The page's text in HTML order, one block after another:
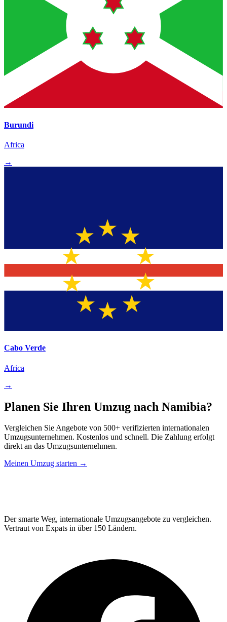
Burundi
Africa
→
Cabo Verde
Africa
→
Planen Sie Ihren Umzug nach Namibia?
Vergleichen Sie Angebote von 500+ verifizierten internationalen
Umzugsunternehmen. Kostenlos und schnell. Die Zahlung erfolgt
direkt an das Umzugsunternehmen.
Meinen Umzug starten →
Der smarte Weg, internationale Umzugsangebote zu vergleichen.
Vertraut von Expats in über 150 Ländern.